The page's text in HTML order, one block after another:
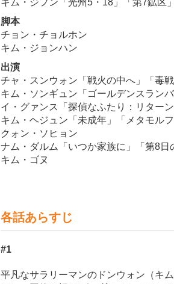
脚本
チョン・チョルホン
キム・ジョンハン
出演
チャ・スンウォン「戦火の中へ」「毒
キム・ソンギュン「ゴールデンスラン
イ・グァンス「探偵なふたり：リター
キム・ヘジュン「未成年」「メタモル
クォン・ソヒョン
ナム・ダルム「いつか家族に」「第8日
キム・ゴヌ
各話あらすじ
#1
平凡なサラリーマンのドンウォン（キ